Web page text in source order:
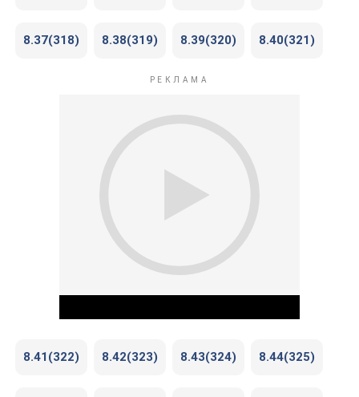
8.37(318) 8.38(319) 8.39(320) 8.40(321)
8.41(322) 8.42(323) 8.43(324) 8.44(325)